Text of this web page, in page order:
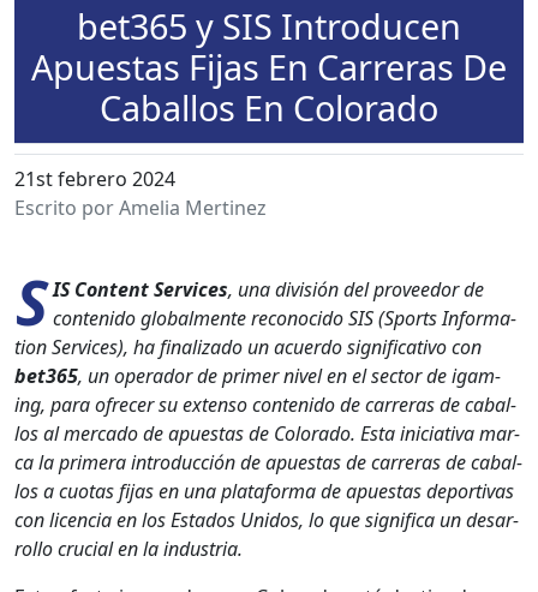
bet365 y SIS Introducen
Apuestas Fijas En Carreras De
Caballos En Colorado
21st febrero 2024
Escrito por Amelia Mertinez
SIS Con­tent Ser­vices, una división del provee­dor de
con­tenido glob­al­mente recono­ci­do SIS (Sports Infor­ma­
tion Ser­vices), ha final­iza­do un acuer­do sig­ni­fica­ti­vo con
bet365, un oper­ador de primer niv­el en el sec­tor de igam­
ing, para ofre­cer su exten­so con­tenido de car­reras de cabal­
los al mer­ca­do de apues­tas de Col­orado. Esta ini­cia­ti­va mar­
ca la primera intro­duc­ción de apues­tas de car­reras de cabal­
los a cuo­tas fijas en una platafor­ma de apues­tas deporti­vas
con licen­cia en los Esta­dos Unidos, lo que sig­nifi­ca un desar­
rol­lo cru­cial en la indus­tria.